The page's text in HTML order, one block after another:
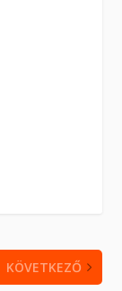
KÖVETKEZŐ